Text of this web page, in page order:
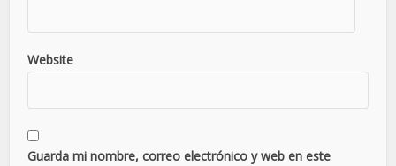
Website
Guarda mi nombre, correo electrónico y web en este